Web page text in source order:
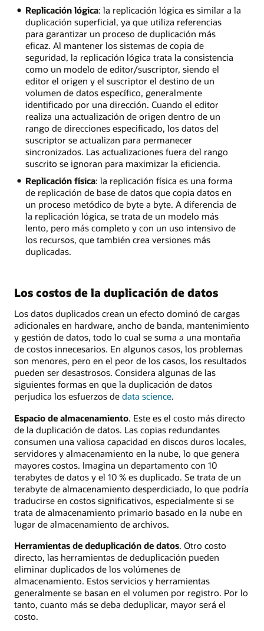
Replicación lógica: la replicación lógica es similar a la
duplicación superficial, ya que utiliza referencias
para garantizar un proceso de duplicación más
eficaz. Al mantener los sistemas de copia de
seguridad, la replicación lógica trata la consistencia
como un modelo de editor/suscriptor, siendo el
editor el origen y el suscriptor el destino de un
volumen de datos específico, generalmente
identificado por una dirección. Cuando el editor
realiza una actualización de origen dentro de un
rango de direcciones especificado, los datos del
suscriptor se actualizan para permanecer
sincronizados. Las actualizaciones fuera del rango
suscrito se ignoran para maximizar la eficiencia.
Replicación física: la replicación física es una forma
de replicación de base de datos que copia datos en
un proceso metódico de byte a byte. A diferencia de
la replicación lógica, se trata de un modelo más
lento, pero más completo y con un uso intensivo de
los recursos, que también crea versiones más
duplicadas.
Los costos de la duplicación de datos
Los datos duplicados crean un efecto dominó de cargas
adicionales en hardware, ancho de banda, mantenimiento
y gestión de datos, todo lo cual se suma a una montaña
de costos innecesarios. En algunos casos, los problemas
son menores, pero en el peor de los casos, los resultados
pueden ser desastrosos. Considera algunas de las
siguientes formas en que la duplicación de datos
perjudica los esfuerzos de data science.
Espacio de almacenamiento. Este es el costo más directo
de la duplicación de datos. Las copias redundantes
consumen una valiosa capacidad en discos duros locales,
servidores y almacenamiento en la nube, lo que genera
mayores costos. Imagina un departamento con 10
terabytes de datos y el 10 % es duplicado. Se trata de un
terabyte de almacenamiento desperdiciado, lo que podría
traducirse en costos significativos, especialmente si se
trata de almacenamiento primario basado en la nube en
lugar de almacenamiento de archivos.
Herramientas de deduplicación de datos. Otro costo
directo, las herramientas de deduplicación pueden
eliminar duplicados de los volúmenes de
almacenamiento. Estos servicios y herramientas
generalmente se basan en el volumen por registro. Por lo
tanto, cuanto más se deba deduplicar, mayor será el
costo.